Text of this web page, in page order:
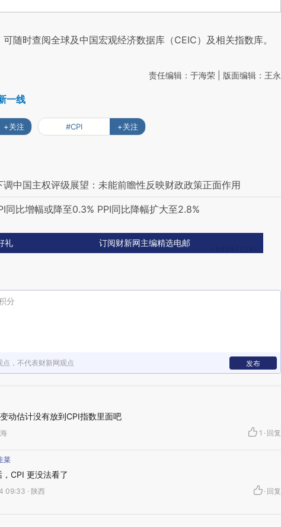
可随时查阅全球及中国宏观经济数据库（CEIC）及相关指数库。
责任编辑：于海荣 | 版面编辑：王永
一线
+关注 #CPI +关注
中国主权评级展望：未能前瞻性反映财政政策正面作用
同比增幅或降至0.3% PPI同比降幅扩大至2.8%
礼 订阅财新网主编精选电邮
分
，不代表财新网观点 发布
动估计没有放到CPI指数里面吧
1 · 回复
菜
CPI 更没法看了
09:33 · 陕西 · 回复